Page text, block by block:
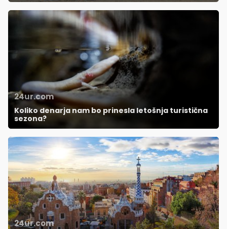
24ur.com
Koliko denarja nam bo prinesla letošnja turistična
sezona?
24ur.com